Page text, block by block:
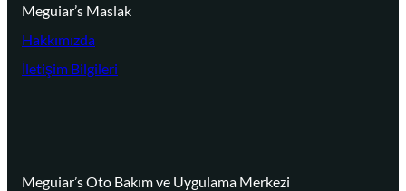
Meguiar’s Maslak
Hakkımızda
İletişim Bilgileri
Meguiar’s Oto Bakım ve Uygulama Merkezi